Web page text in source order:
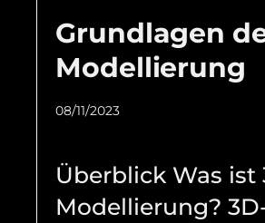
Grundlagen
Modellierung
08/11/2023
Überblick Was ist
Modellierung?